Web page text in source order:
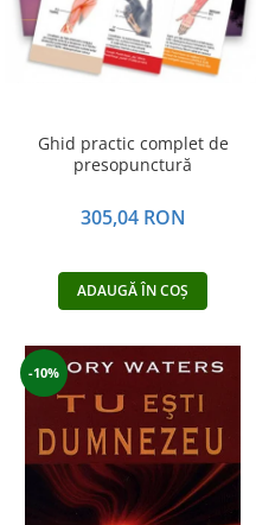
Ghid practic complet de
presopunctură
305,04 RON
ADAUGĂ ÎN COȘ
-10%